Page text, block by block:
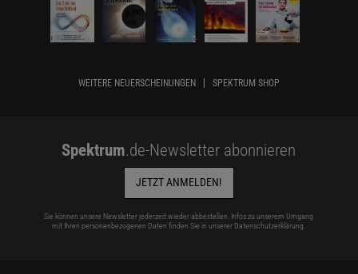
WEITERE NEUERSCHEINUNGEN SPEKTRUM SHOP
Spektrum.de-Newsletter abonnieren
JETZT ANMELDEN!
Sie können unsere Newsletter jederzeit wieder abbestellen. Infos zu unserem Umgang
mit Ihren personenbezogenen Daten finden Sie in unserer Datenschutzerklärung.